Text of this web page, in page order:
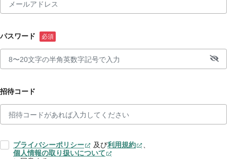
パスワード
招待コード
プライバシーポリシー 及び利用規約
、
個人情報の取り扱いについて